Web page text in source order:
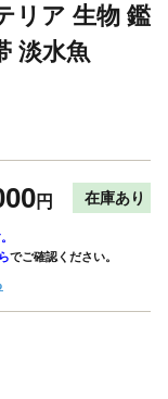
リア 生物 鑑
淡水魚
円 在庫あり
でご確認ください。